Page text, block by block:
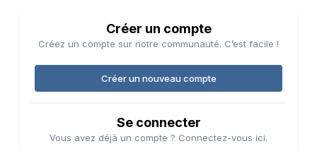
Créer un compte
Créez un compte sur notre communauté. C’est facile !
Créer un nouveau compte
Se connecter
Vous avez déjà un compte ? Connectez-vous ici.